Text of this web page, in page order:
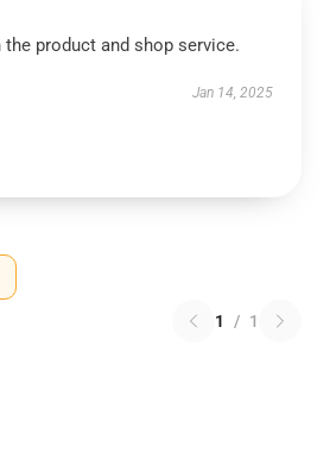
product and shop service.
Jan 14, 2025
1 / 1